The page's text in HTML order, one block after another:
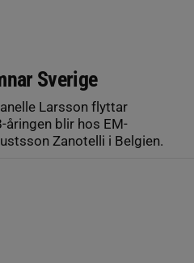
Sverige
Larsson flyttar
blir hos EM-
Zanotelli i Belgien.